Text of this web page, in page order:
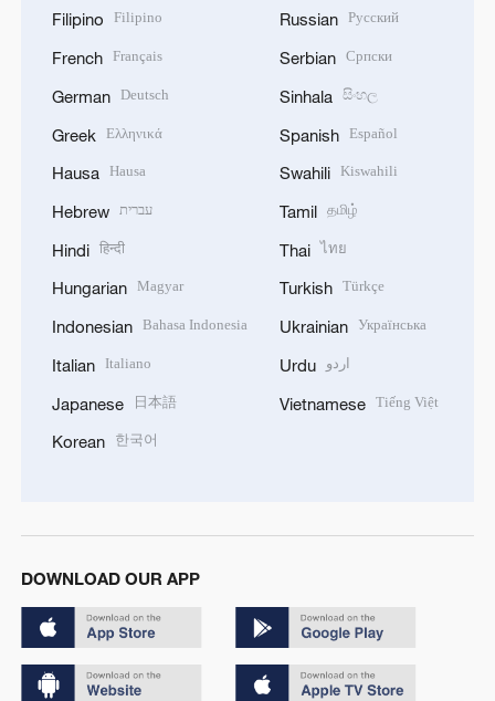
Filipino Filipino
French Français
German Deutsch
Greek Ελληνικά
Hausa Hausa
Hebrew עברית
Hindi हिन्दी
Hungarian Magyar
Indonesian Bahasa Indonesia
Italian Italiano
Japanese 日本語
Korean 한국어
Russian Русский
Serbian Српски
Sinhala සිංහල
Spanish Español
Swahili Kiswahili
Tamil தமிழ்
Thai ไทย
Turkish Türkçe
Ukrainian Українська
Urdu اردو
Vietnamese Tiếng Việt
DOWNLOAD OUR APP